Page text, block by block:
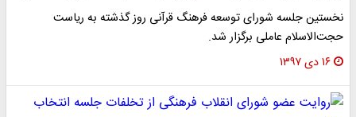
نخستین جلسه شورای توسعه فرهنگ قرآنی روز گذشته به ریاست
حجت‌الاسلام عاملی برگزار شد.
۱۶ دی ۱۳۹۷